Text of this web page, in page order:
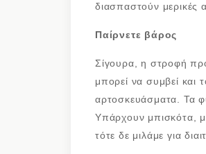
διασπαστούν μερικές
Παίρνετε βάρος
Σίγουρα, η στροφή
μπορεί να συμβεί και
αρτοσκευάσματα. Τα
Υπάρχουν μπισκότα,
τότε δε μιλάμε για